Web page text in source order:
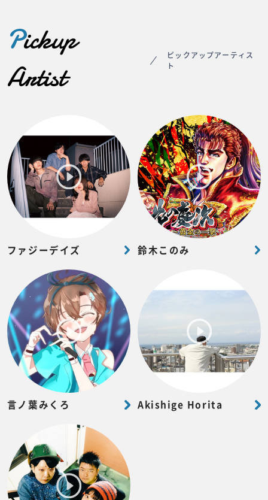
Pickup
Artist
ピックアップアーティス
ト
ファジーデイズ 鈴木このみ
言ノ葉みくろ Akishige Horita